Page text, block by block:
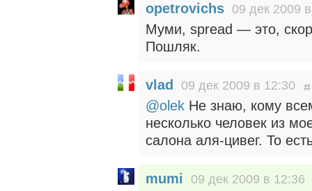
opetrovichs 09 дек 2009
Муми, spread — это,
Пошляк.
vlad 09 дек 2009 в 12:30
@olek Не знаю, кому
несколько человек из
салона аля-цивег. То
mumi 09 дек 2009 в 12:36